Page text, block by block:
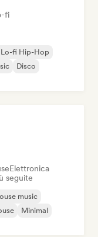
fi
fi Hip-Hop
Disco
Elettronica
seguite
music
Minimal